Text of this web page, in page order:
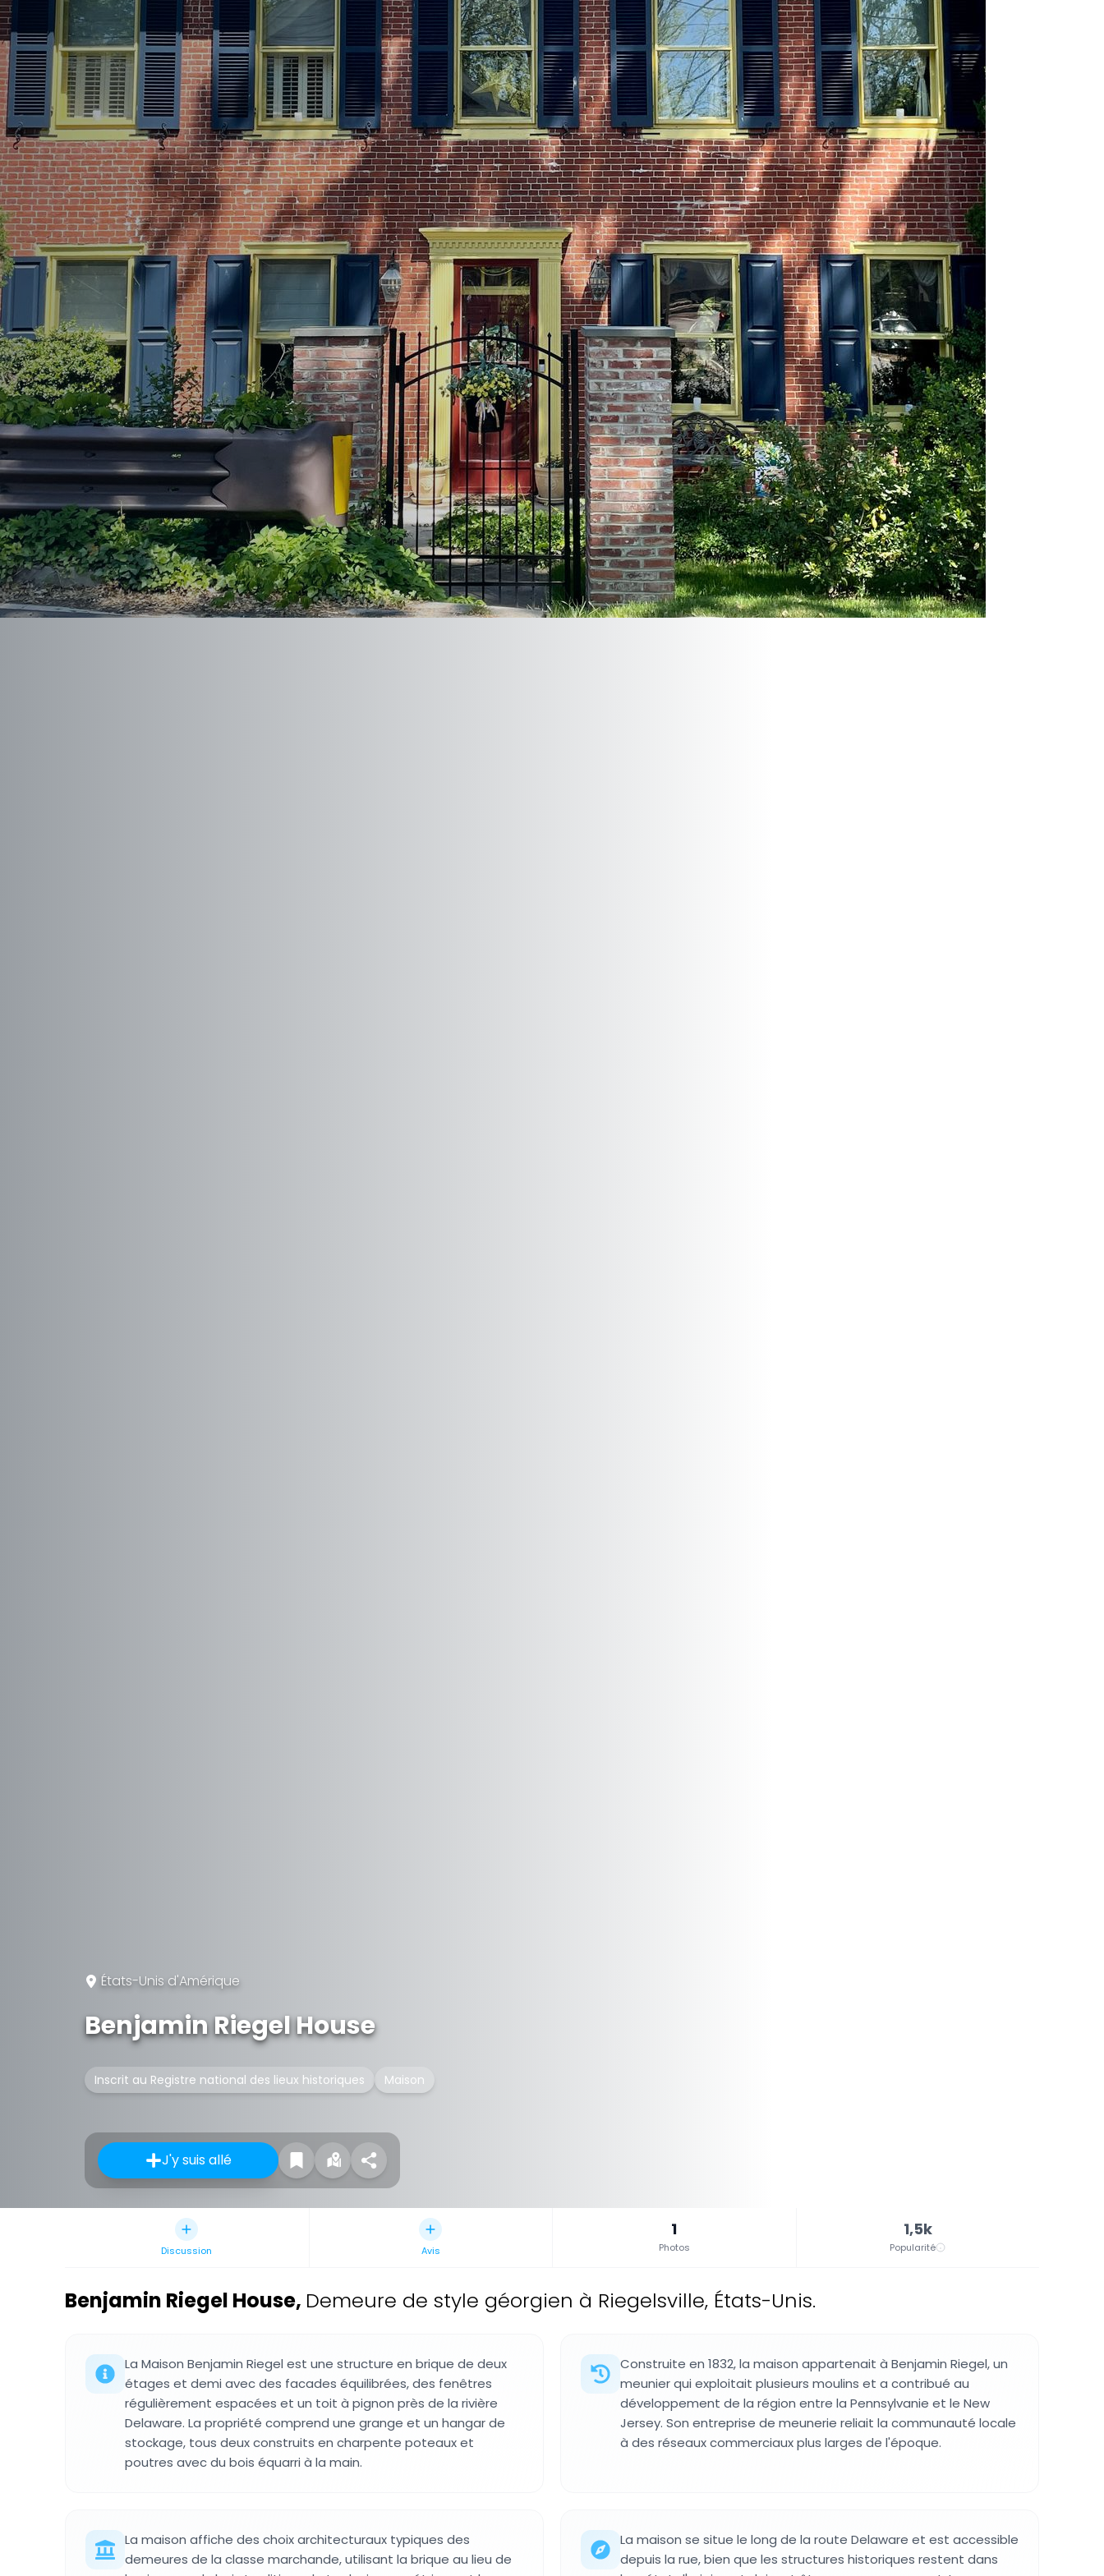
États-Unis d'Amérique
Benjamin Riegel House
Inscrit au Registre national des lieux historiques Maison
J'y suis allé
Discussion Avis
1
Photos
1,5k
Popularité
Benjamin Riegel House, Demeure de style géorgien à Riegelsville, États-Unis.
La Maison Benjamin Riegel est une structure en brique de deux
étages et demi avec des facades équilibrées, des fenêtres
régulièrement espacées et un toit à pignon près de la rivière
Delaware. La propriété comprend une grange et un hangar de
stockage, tous deux construits en charpente poteaux et
poutres avec du bois équarri à la main.
Construite en 1832, la maison appartenait à Benjamin Riegel, un
meunier qui exploitait plusieurs moulins et a contribué au
développement de la région entre la Pennsylvanie et le New
Jersey. Son entreprise de meunerie reliait la communauté locale
à des réseaux commerciaux plus larges de l'époque.
La maison affiche des choix architecturaux typiques des
demeures de la classe marchande, utilisant la brique au lieu de
La maison se situe le long de la route Delaware et est accessible
depuis la rue, bien que les structures historiques restent dans